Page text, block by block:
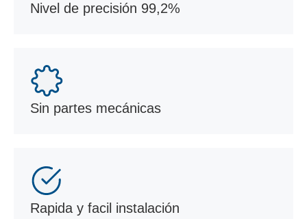
Nivel de precisión 99,2%
Sin partes mecánicas
Rapida y facil instalación